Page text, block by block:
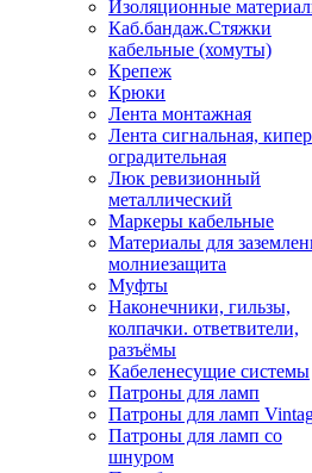
Изоляционные
Каб.бандаж.Стяжки
кабельные (хомуты)
Крепеж
Крюки
Лента монтажная
Лента сигнальная,
оградительная
Люк ревизионный
металлический
Маркеры кабельные
Материалы для
молниезащита
Муфты
Наконечники, гильзы,
колпачки. ответвители,
разъёмы
Кабеленесущие системы
Патроны для ламп
Патроны для ламп
Патроны для ламп со
шнуром